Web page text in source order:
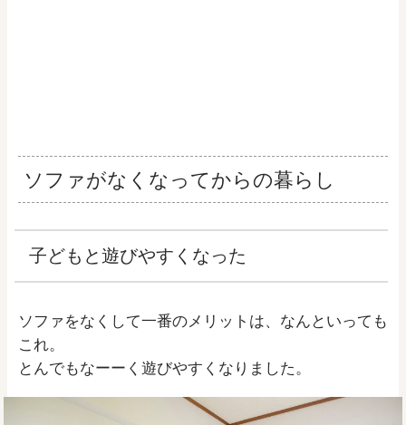
ソファがなくなってからの暮らし
子どもと遊びやすくなった
ソファをなくして一番のメリットは、なんといっても
これ。
とんでもなーーく遊びやすくなりました。